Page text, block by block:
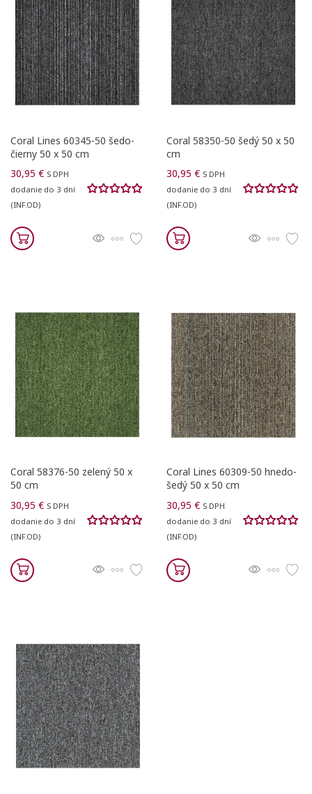
Coral Lines 60345-50 šedo-
čierny 50 x 50 cm
30,95 € S DPH
dodanie do 3 dní
(INF.OD)
Coral 58350-50 šedý 50 x 50
cm
30,95 € S DPH
dodanie do 3 dní
(INF.OD)
Coral 58376-50 zelený 50 x
50 cm
30,95 € S DPH
dodanie do 3 dní
(INF.OD)
Coral Lines 60309-50 hnedo-
šedý 50 x 50 cm
30,95 € S DPH
dodanie do 3 dní
(INF.OD)
Vytvoriť zoznam želaní